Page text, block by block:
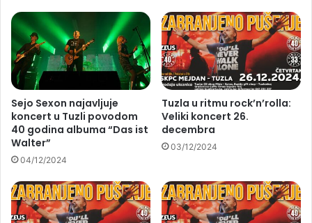
Sejo Sexon najavljuje
koncert u Tuzli povodom
40 godina albuma “Das ist
Walter”
04/12/2024
Tuzla u ritmu rock’n’rolla:
Veliki koncert 26.
decembra
03/12/2024